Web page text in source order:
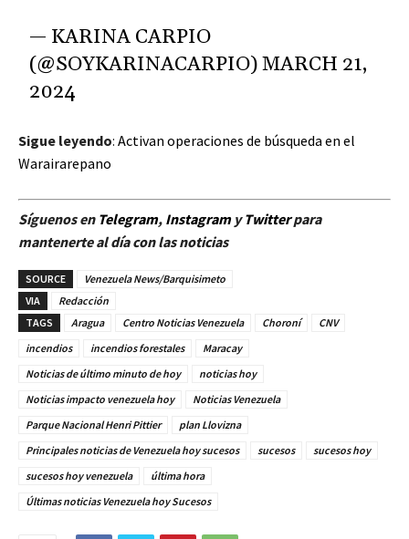
— KARINA CARPIO
(@SOYKARINACARPIO)MARCH 21,
2024
Sigue leyendo: Activan operaciones de búsqueda en el
Warairarepano
Síguenos en Telegram, InstagramyTwitterpara
mantenerte al día con las noticias
SOURCE
Venezuela News/Barquisimeto
VIA
Redacción
TAGS
Aragua Centro Noticias Venezuela Choroní
CNV
incendios
incendios forestales
Maracay
Noticias de último minuto de hoy
noticias hoy
Noticias impacto venezuela hoy
Noticias Venezuela
Parque Nacional Henri Pittier
plan Llovizna
Principales noticias de Venezuela hoy sucesos
sucesos
sucesos hoy
sucesos hoy venezuela
última hora
Últimas noticias Venezuela hoy Sucesos